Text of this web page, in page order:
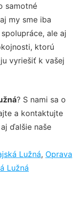
samotné
my sme iba
ale aj
ktorú
vyriešiť k vašej
? S nami sa o
a kontaktujte
ďalšie naše
Lužná, Oprava
Lužná